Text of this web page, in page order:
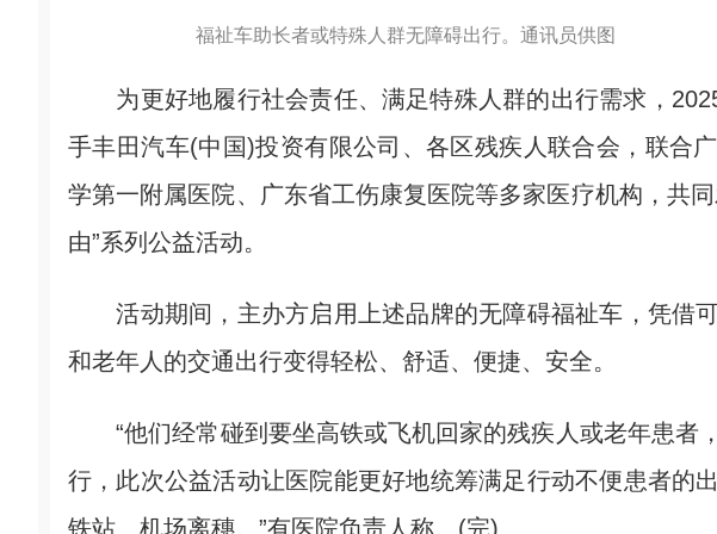
福祉车助长者或特殊人群无障碍出行。通讯员供图
为更好地履行社会责任、满足特殊人群的出行需求，
手丰田汽车(中国)投资有限公司、各区残疾人联合会，联合
学第一附属医院、广东省工伤康复医院等多家医疗机构，共
由”系列公益活动。
活动期间，主办方启用上述品牌的无障碍福祉车，凭借
和老年人的交通出行变得轻松、舒适、便捷、安全。
“他们经常碰到要坐高铁或飞机回家的残疾人或老年患者
行，此次公益活动让医院能更好地统筹满足行动不便患者的
铁站、机场离穗。”有医院负责人称。(完)